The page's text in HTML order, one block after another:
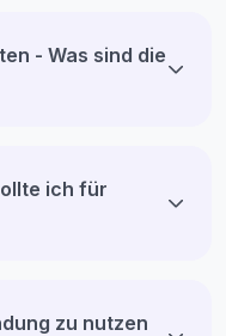
- Was sind die
ich für
zu nutzen